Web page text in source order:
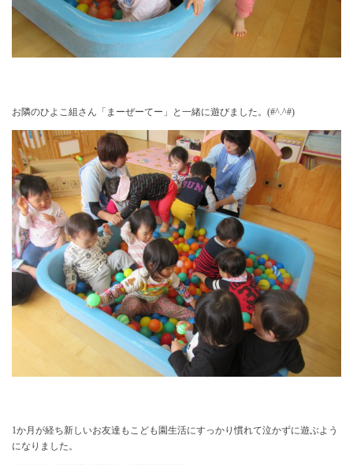
お隣のひよこ組さん「まーぜーてー」と一緒に遊びました。(#^.^#)
1か月が経ち新しいお友達もこども園生活にすっかり慣れて泣かずに遊ぶよう
になりました。